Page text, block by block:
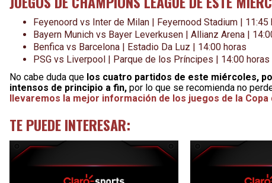
Feyenoord vs Inter de Milan | Feyernood Stadium | 11:45
Bayern Munich vs Bayer Leverkusen | Allianz Arena |
Benfica vs Barcelona | Estadio Da Luz | 14:00 horas
PSG vs Liverpool | Parque de los Príncipes | 14:00 horas
No cabe duda que los cuatro partidos de este miércoles,
intensos de principio a fin, por lo que se recomienda no
llevaremos la mejor información de los juegos de la Copa
TE PUEDE INTERESAR: